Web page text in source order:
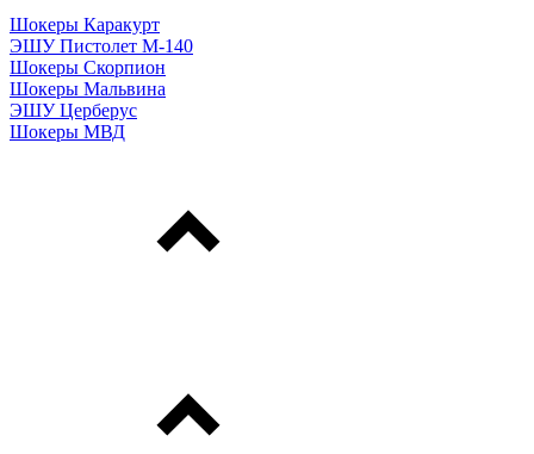
Шокеры Каракурт
ЭШУ Пистолет М-140
Шокеры Скорпион
Шокеры Мальвина
ЭШУ Церберус
Шокеры МВД